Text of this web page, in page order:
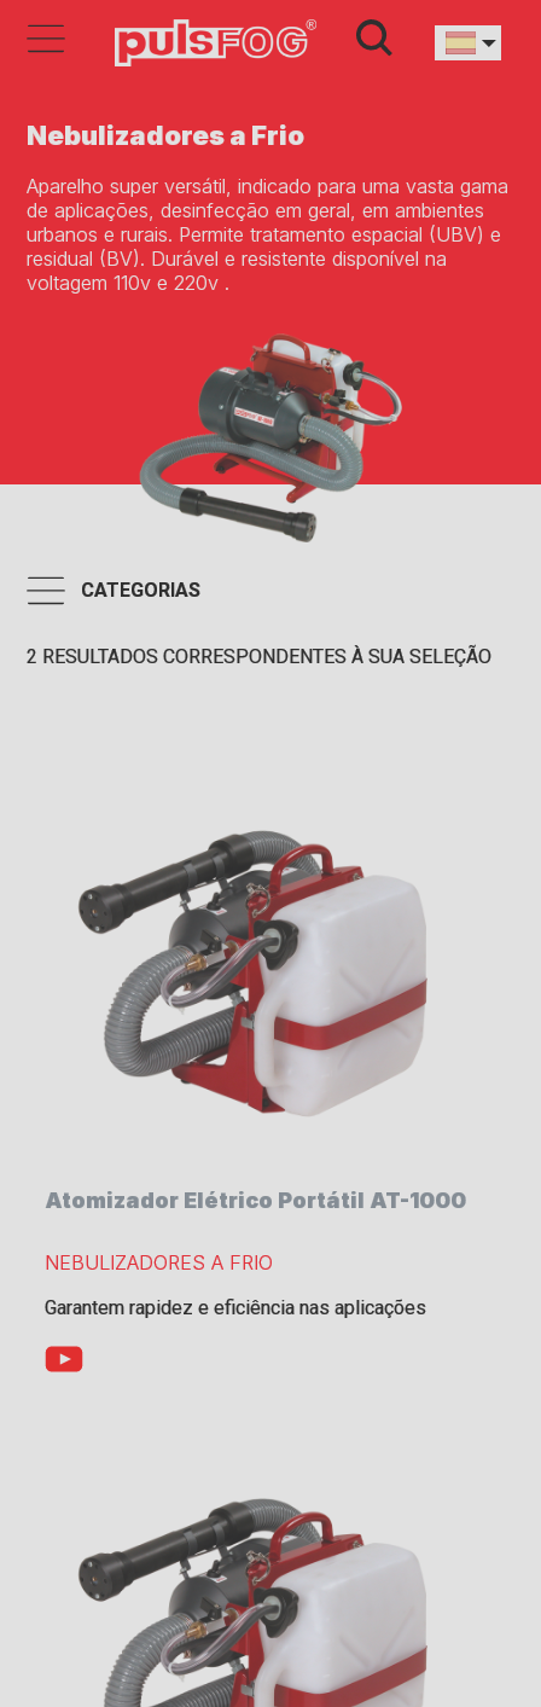
Nebulizadores a Frio
Aparelho super versátil, indicado para uma vasta gama
de aplicações, desinfecção em geral, em ambientes
urbanos e rurais. Permite tratamento espacial (UBV) e
residual (BV). Durável e resistente disponível na
voltagem 110v e 220v .
CATEGORIAS
2 RESULTADOS CORRESPONDENTES À SUA SELEÇÃO
Atomizador Elétrico Portátil AT-1000
NEBULIZADORES A FRIO
Garantem rapidez e eficiência nas aplicações